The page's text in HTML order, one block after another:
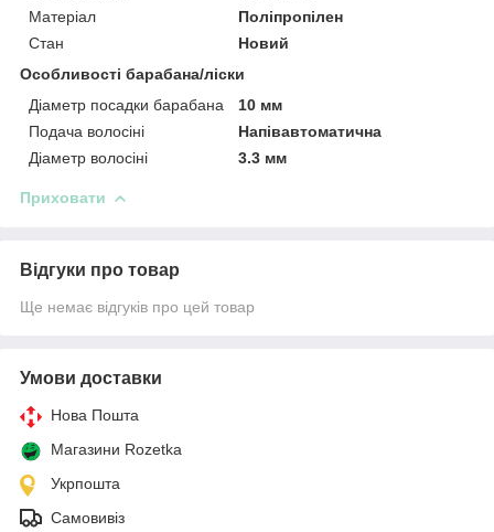
Матеріал
Поліпропілен
Стан
Новий
Особливості барабана/ліски
Діаметр посадки барабана
10 мм
Подача волосіні
Напівавтоматична
Діаметр волосіні
3.3 мм
Приховати
Відгуки про товар
Ще немає відгуків про цей товар
Умови доставки
Нова Пошта
Магазини Rozetka
Укрпошта
Самовивіз